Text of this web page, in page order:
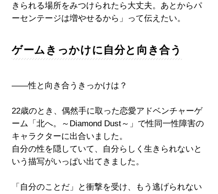
きられる場所をみつけられたら大丈夫。あとからパ
ーセンテージは増やせるから」って伝えたい。
ゲームきっかけに自分と向き合う
――性と向き合うきっかけは？
22歳のとき、偶然手に取った恋愛アドベンチャーゲ
ーム「北へ。～Diamond Dust～」で性同一性障害の
キャラクターに出合いました。
自分の性を隠していて、自分らしく生きられないと
いう描写がいっぱい出てきました。
「自分のことだ」と衝撃を受け、もう逃げられない